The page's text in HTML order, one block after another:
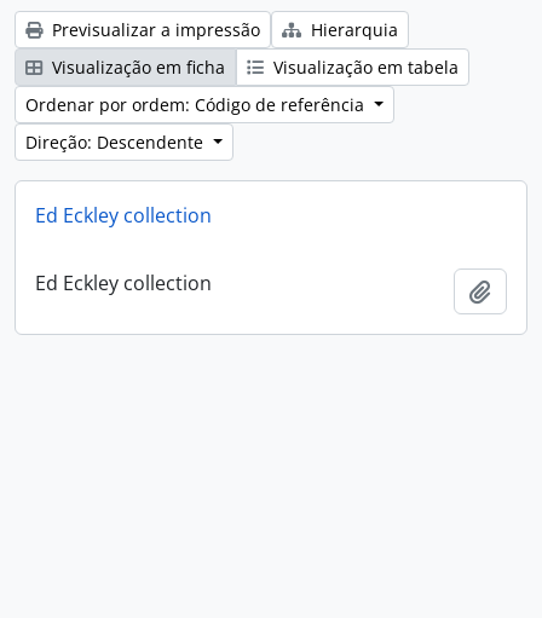
Previsualizar a impressão
Hierarquia
Visualização em ficha
Visualização em tabela
Ordenar por ordem: Código de referência
Direção: Descendente
Ed Eckley collection
Ed Eckley collection